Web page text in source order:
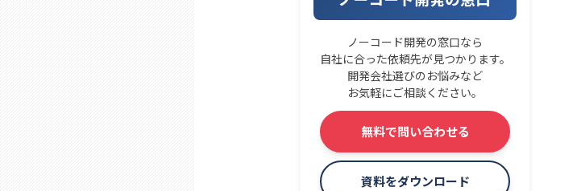
ノーコード開発の窓口なら
自社に合った依頼先が見つかります。
開発会社選びのお悩みなど
お気軽にご相談ください。
無料で問い合わせる
資料をダウンロード